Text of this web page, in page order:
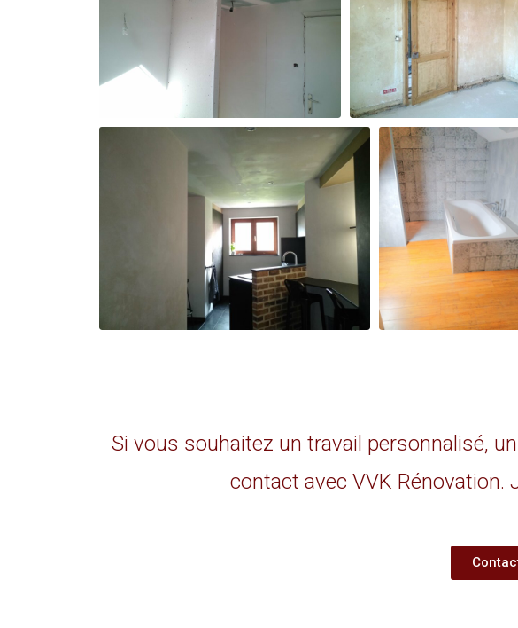
Si vous souhaitez un travail personnalisé,
contact avec VVK